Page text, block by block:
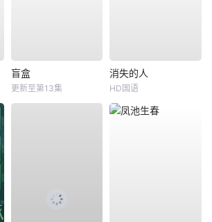
盲盒
更新至第13集
消失的人
HD国语